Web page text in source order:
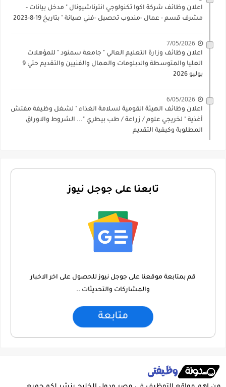
اعلان وظائف شركة اكوا تكنولوجي انترناشيونال " مدخل بيانات -
مشرف قسم - عمال -مندوب تحصيل -فني صيانة " بتاريخ 19-8-2023
7/05/2026
اعلان وظائف وزارة التعليم العالي " جامعة سمنود " للمؤهلات
العليا والمتوسطة والدبلومات والعمال والفنيين والتقديم حتي 9
يوليو 2026
6/05/2026
اعلان وظائف الهيئة القومية لسلامة الغذاء " لشغل وظيفة مفتش
أغذية " لخريجي علوم / زراعة / طب بيطري "... الشروط والاوراق
المطلوبة وكيفية التقديم
تابعنا على جوجل نيوز
قم بمتابعة موقعنا على جوجل نيوز للحصول على اخر الاخبار
والمشاركات والتحديثات ..
متابعة